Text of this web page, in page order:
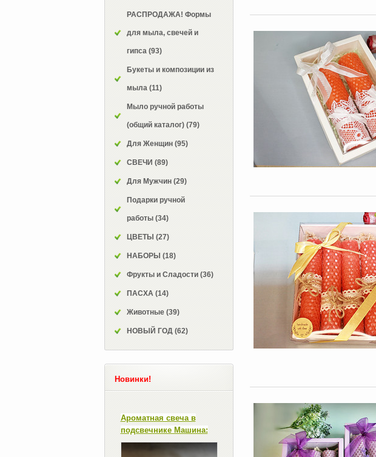
РАСПРОДАЖА! Формы
для мыла, свечей и
гипса (93)
Букеты и композиции из
мыла (11)
Мыло ручной работы
(общий каталог) (79)
Для Женщин (95)
СВЕЧИ (89)
Для Мужчин (29)
Подарки ручной
работы (34)
ЦВЕТЫ (27)
НАБОРЫ (18)
Фрукты и Сладости (36)
ПАСХА (14)
Животные (39)
НОВЫЙ ГОД (62)
Новинки!
Ароматная свеча в
подсвечнике Машина: